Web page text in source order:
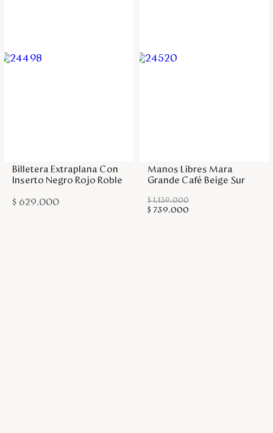
Billetera Extraplana Con
Inserto Negro Rojo Roble
$ 629.000
Manos Libres Mara
Grande Café Beige Sur
$ 1.139.000
$ 739.000